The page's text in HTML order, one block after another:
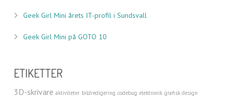
Geek Girl Mini årets IT-profil i Sundsvall
Geek Girl Mini på GOTO 10
ETIKETTER
3D-skrivare aktiviteter bildredigering codebug elektronik grafisk design